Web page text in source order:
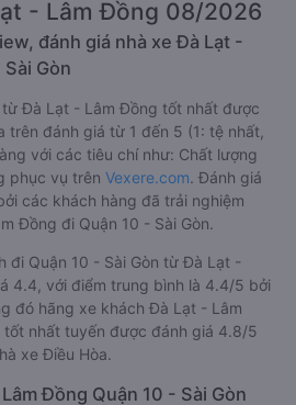
- Lâm Đồng 08/2026
đánh giá nhà xe Đà Lạt -
Gòn
từ Đà Lạt - Lâm Đồng tốt nhất được
trên đánh giá từ 1 đến 5 (1: tệ nhất,
với các tiêu chí như: Chất lượng
phục vụ trên Vexere.com. Đánh giá
các khách hàng đã trải nghiệm
Đồng đi Quận 10 - Sài Gòn.
đi Quận 10 - Sài Gòn từ Đà Lạt -
4.4, với điểm trung bình là 4.4/5 bởi
đó hãng xe khách Đà Lạt - Lâm
tốt nhất tuyến được đánh giá 4.8/5
xe Điều Hòa.
Đồng Quận 10 - Sài Gòn